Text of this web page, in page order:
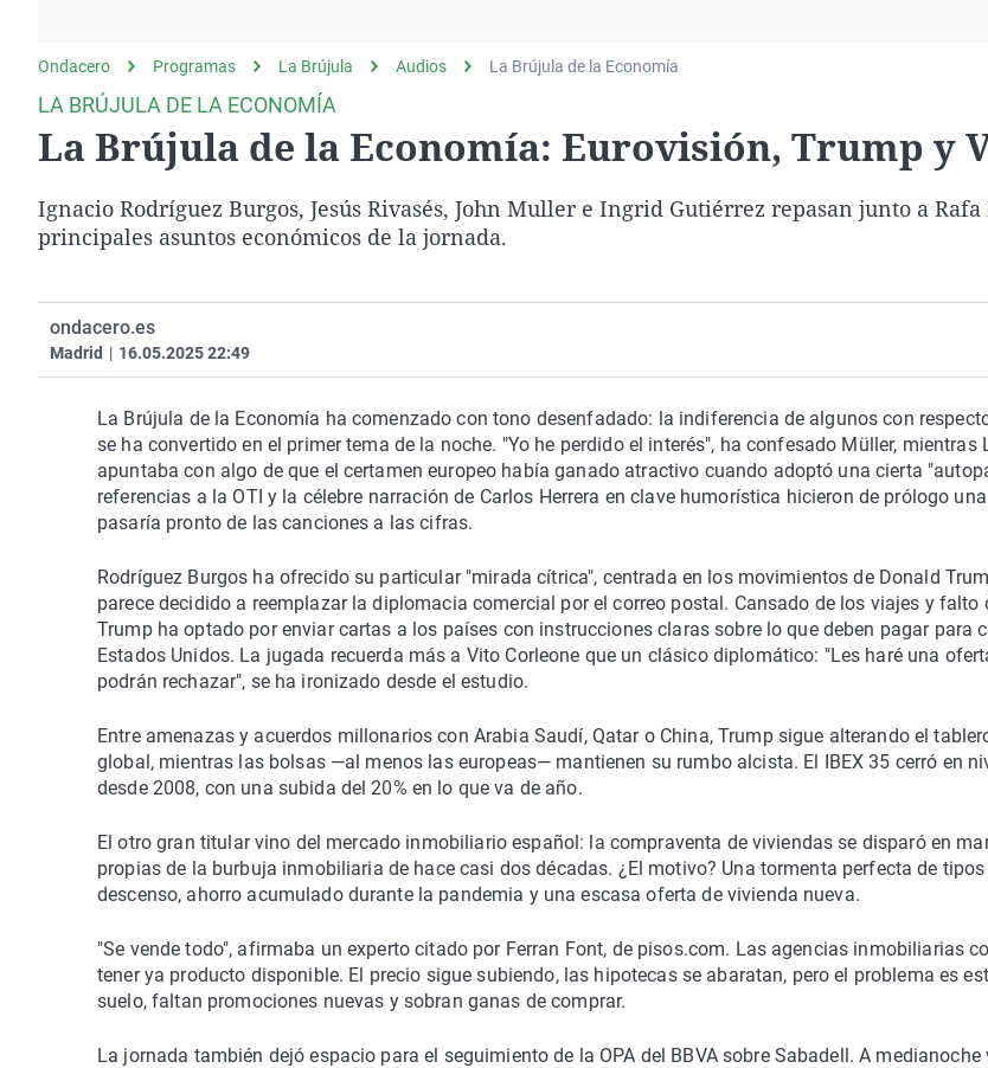
Como el perro y el
gato
Equipo de investigación
Operación Viuda
Negra
Ondacero Programas La Brújula Audios La Brújula de la Economía
LA BRÚJULA DE LA ECONOMÍA
La Brújula de la Economía: Eurovisión, Trump y
Ignacio Rodríguez Burgos, Jesús Rivasés, John Muller e Ingrid Gutiérrez repasan junto a
principales asuntos económicos de la jornada.
ondacero.es
Madrid | 16.05.2025 22:49
La Brújula de la Economía ha comenzado con tono desenfadado: la indiferencia de algunos con
se ha convertido en el primer tema de la noche. "Yo he perdido el interés", ha confesado Müller, mientras
apuntaba con algo de que el certamen europeo había ganado atractivo cuando adoptó una cierta
referencias a la OTI y la célebre narración de Carlos Herrera en clave humorística hicieron de prólogo
pasaría pronto de las canciones a las cifras.
Rodríguez Burgos ha ofrecido su particular "mirada cítrica", centrada en los movimientos de Donald
parece decidido a reemplazar la diplomacia comercial por el correo postal. Cansado de los viajes y falto
Trump ha optado por enviar cartas a los países con instrucciones claras sobre lo que deben pagar para
Estados Unidos. La jugada recuerda más a Vito Corleone que un clásico diplomático: "Les haré una
podrán rechazar", se ha ironizado desde el estudio.
Entre amenazas y acuerdos millonarios con Arabia Saudí, Qatar o China, Trump sigue alterando el
global, mientras las bolsas —al menos las europeas— mantienen su rumbo alcista. El IBEX 35 cerró en
desde 2008, con una subida del 20% en lo que va de año.
El otro gran titular vino del mercado inmobiliario español: la compraventa de viviendas se disparó en
propias de la burbuja inmobiliaria de hace casi dos décadas. ¿El motivo? Una tormenta perfecta de tipos
descenso, ahorro acumulado durante la pandemia y una escasa oferta de vivienda nueva.
"Se vende todo", afirmaba un experto citado por Ferran Font, de pisos.com. Las agencias inmobiliarias
tener ya producto disponible. El precio sigue subiendo, las hipotecas se abaratan, pero el problema es
suelo, faltan promociones nuevas y sobran ganas de comprar.
La jornada también dejó espacio para el seguimiento de la OPA del BBVA sobre Sabadell. A medianoche